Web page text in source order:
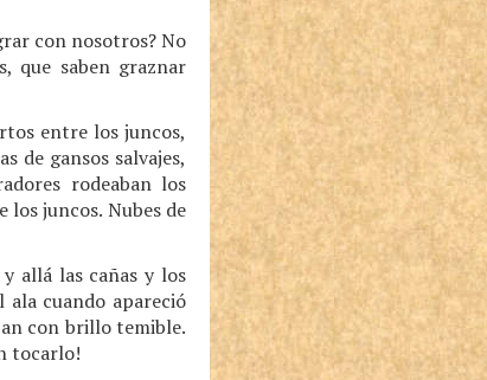
con nosotros? No
que saben graznar
entre los juncos,
de gansos salvajes,
rodeaban los
los juncos. Nubes de
allá las cañas y los
cuando apareció
con brillo temible.
tocarlo!